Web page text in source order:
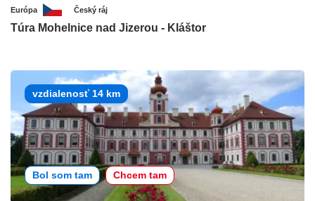
Európa Český ráj
Túra Mohelnice nad Jizerou - Kláštor
vzdialenosť 14 km
Bol som tam Chcem tam